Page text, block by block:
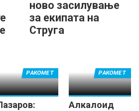
ново засилување
за екипата на
Струга
РАКОМЕТ
Алкалоид
РАКОМЕТ